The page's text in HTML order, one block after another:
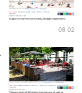
08-02